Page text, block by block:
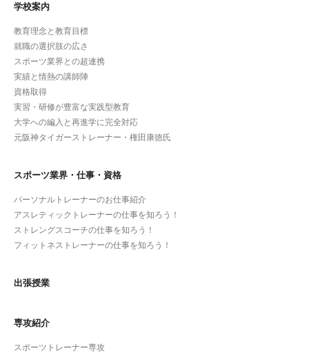
学校案内
教育理念と教育目標
就職の選択肢の広さ
スポーツ業界との超連携
実績と情熱の講師陣
資格取得
実習・研修が豊富な実践型教育
大学への編入と再進学に完全対応
元阪神タイガーストレーナー・権田康徳氏
スポーツ業界・仕事・資格
パーソナルトレーナーのお仕事紹介
アスレティックトレーナーの仕事を知ろう！
ストレングスコーチの仕事を知ろう！
フィットネストレーナーの仕事を知ろう！
出張授業
専攻紹介
スポーツトレーナー専攻